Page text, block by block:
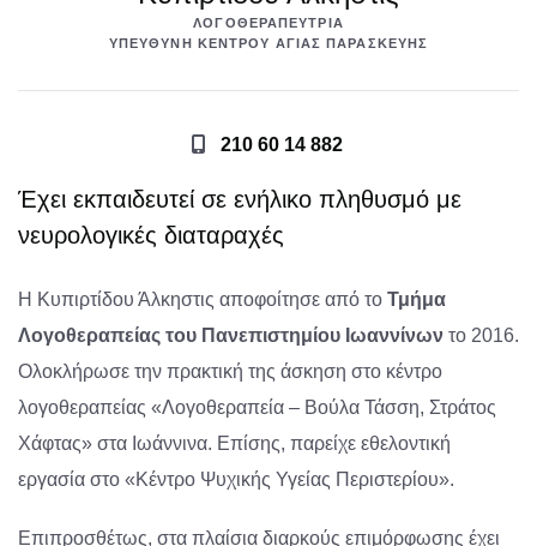
ΛΟΓΟΘΕΡΑΠΕΎΤΡΙΑ
ΥΠΕΎΘΥΝΗ ΚΈΝΤΡΟΥ ΑΓΊΑΣ ΠΑΡΑΣΚΕΥΉΣ
210 60 14 882
Έχει εκπαιδευτεί σε ενήλικο πληθυσμό με
νευρολογικές διαταραχές
Η Κυπιρτίδου Άλκηστις αποφοίτησε από το Τμήμα
Λογοθεραπείας του Πανεπιστημίου Ιωαννίνων το 2016.
Ολοκλήρωσε την πρακτική της άσκηση στο κέντρο
λογοθεραπείας «Λογοθεραπεία – Βούλα Τάσση, Στράτος
Χάφτας» στα Ιωάννινα. Επίσης, παρείχε εθελοντική
εργασία στο «Κέντρο Ψυχικής Υγείας Περιστερίου».
Επιπροσθέτως, στα πλαίσια διαρκούς επιμόρφωσης έχει